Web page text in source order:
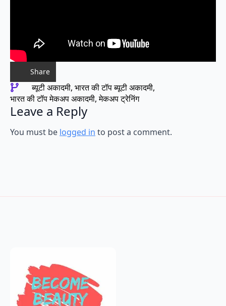
Share
ब्यूटी अकादमी भारत की टॉप ब्यूटी अकादमी
भारत की टॉप मेकअप अकादमी मेकअप ट्रेनिंग
Leave a Reply
You must be logged in to post a comment.